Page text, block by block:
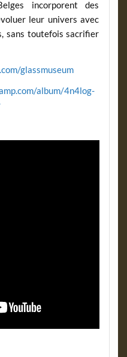
incorporent des
leur univers avec
sans toutefois sacrifier
glassmuseum
album/4n4log-